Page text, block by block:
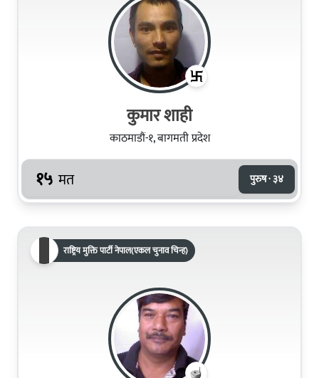
कुमार शाही
काठमाडौं-१, बागमती प्रदेश
१५ मत पुरुष · ३४
राष्ट्रिय मुक्ति पार्टी नेपाल(एकल चुनाव चिन्ह)